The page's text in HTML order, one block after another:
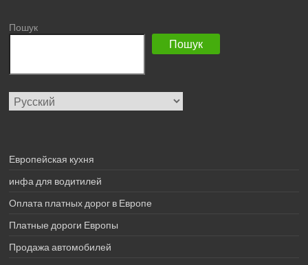
Пошук
Пошук
Выбрать
язык
Европейская кухня
инфа для водитилей
Оплата платных дорог в Европе
Платные дороги Европы
Продажа автомобилей